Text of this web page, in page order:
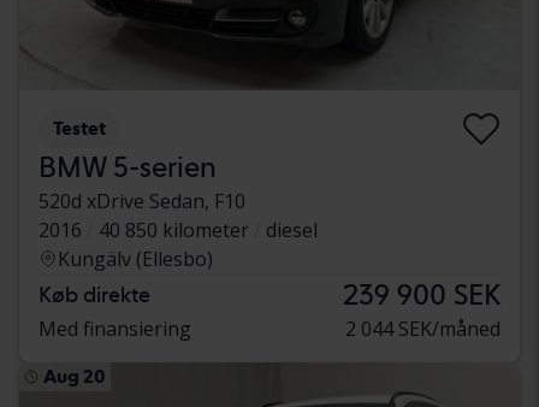
Testet
BMW 5-serien
520d xDrive Sedan, F10
2016
40 850 kilometer
diesel
Kungälv (Ellesbo)
Køb direkte 239 900 SEK
Med finansiering 2 044 SEK/måned
Aug 20